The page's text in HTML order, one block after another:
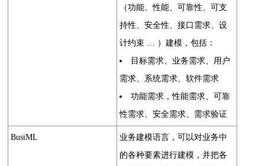
（功能、性能、可靠性、可支
持性、安全性、接口需求、设
计约束 … ）建模，包括：
目标需求、业务需求、用户
需求、系统需求、软件需求
功能需求，性能需求、可靠
性需求、安全需求、需求验证
BusiML
业务建模语言，可以对业务中
的各种要素进行建模，并把各